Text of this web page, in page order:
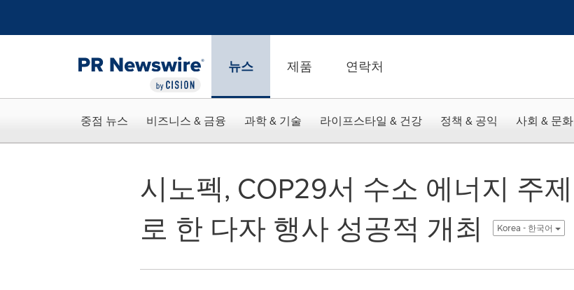
뉴스 제품 연락처
중점 뉴스 비즈니스 & 금융 과학 & 기술 라이프스타일 & 건강 정책 & 공익 사회 & 문화
시노펙, COP29서 수소 에너지 주제
로 한 다자 행사 성공적 개최
Korea - 한국어